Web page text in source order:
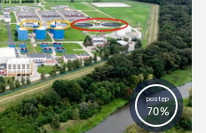
postęp
70%